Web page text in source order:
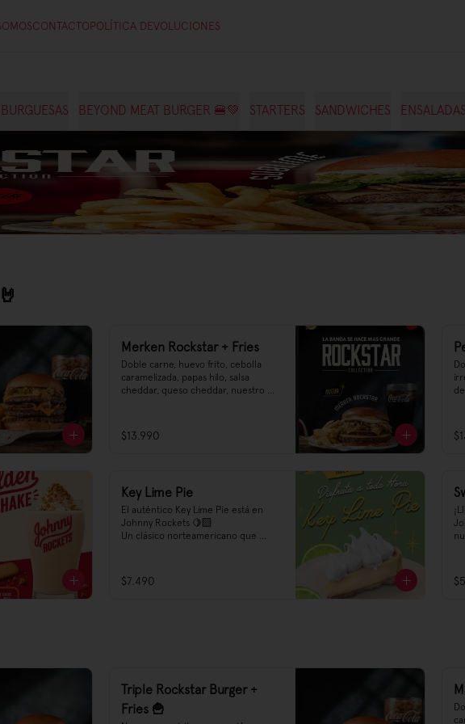
CONTACTOPOLÍTICA DEVOLUCIONES
BEYOND MEAT BURGER 🍔💚 STARTERS SANDWICHES ENSALADAS
Merken Rockstar + Fries
Doble carne, huevo frito, cebolla
caramelizada, papas hilo, salsa
cheddar, queso cheddar, nuestro
🌶️
$13.990
Key Lime Pie
El auténtico Key Lime Pie está en
Johnny Rockets 🍋‍🟩
Un clásico norteamericano que
Key Lime Pie a toda hora, es el
acompañamiento ideal para un
$7.490
Triple Rockstar Burger +
Fries 🍟